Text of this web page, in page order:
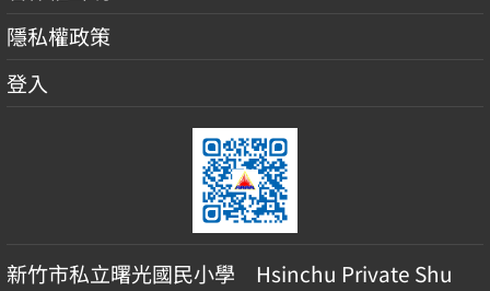
隱私權政策
登入
新竹市私立曙光國民小學 Hsinchu Private Shu